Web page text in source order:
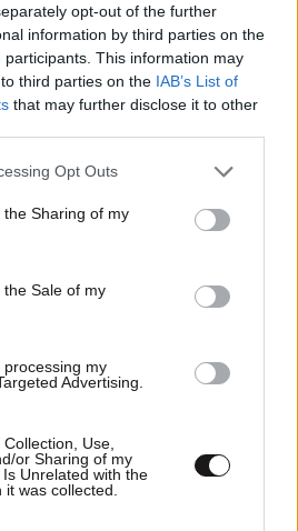
opt-out of the further
information by third parties on the
participants. This information may
third parties on the IAB’s List of
that may further disclose it to other
app uses one or more Google
usage behaviour. You may click to
Google and its third-party tags to
purposes in below Google
Opt Outs
Sharing of my
Sale of my
my
Advertising.
Use,
or Sharing of my
Unrelated with the
was collected.